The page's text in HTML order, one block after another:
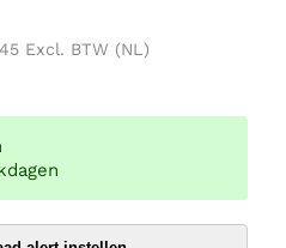
Excl. BTW (NL)